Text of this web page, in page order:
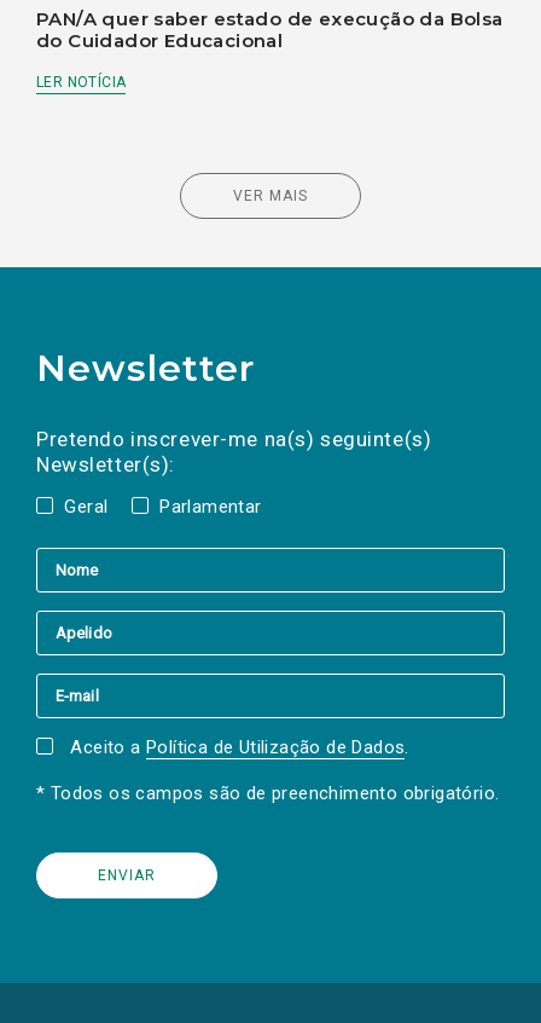
PAN/A quer saber estado de execução da Bolsa
do Cuidador Educacional
LER NOTÍCIA
VER MAIS
Newsletter
Pretendo inscrever-me na(s) seguinte(s)
Newsletter(s):
Geral Parlamentar
a(s) newsletter(s).
mail
Aceito a Política de Utilização de Dados.
* Todos os campos são de preenchimento obrigatório.